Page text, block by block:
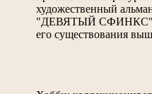
художественный
"ДЕВЯТЫЙ СФИНКС".
его существования